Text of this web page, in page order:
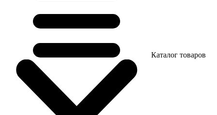
Каталог товаров